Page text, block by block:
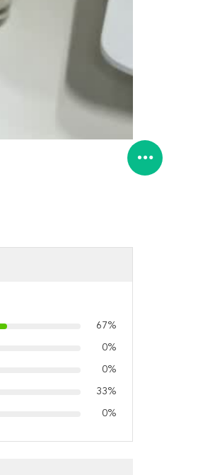
67%
0%
0%
33%
0%